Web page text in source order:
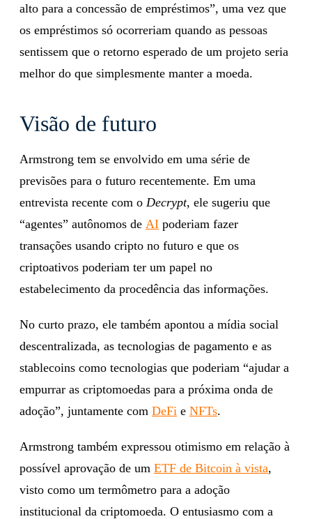
alto para a concessão de empréstimos”, uma vez que
os empréstimos só ocorreriam quando as pessoas
sentissem que o retorno esperado de um projeto seria
melhor do que simplesmente manter a moeda.
Visão de futuro
Armstrong tem se envolvido em uma série de
previsões para o futuro recentemente. Em uma
entrevista recente com o Decrypt, ele sugeriu que
“agentes” autônomos de AI poderiam fazer
transações usando cripto no futuro e que os
criptoativos poderiam ter um papel no
estabelecimento da procedência das informações.
No curto prazo, ele também apontou a mídia social
descentralizada, as tecnologias de pagamento e as
stablecoins como tecnologias que poderiam “ajudar a
empurrar as criptomoedas para a próxima onda de
adoção”, juntamente com DeFi e NFTs.
Armstrong também expressou otimismo em relação à
possível aprovação de um ETF de Bitcoin à vista,
visto como um termômetro para a adoção
institucional da criptomoeda. O entusiasmo com a